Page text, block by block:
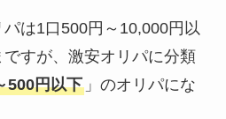
は1口500円～10,000円以
すが、激安オリパに分類
500円以下」のオリパにな